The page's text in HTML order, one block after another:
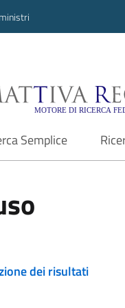
Semplice
dei risultati